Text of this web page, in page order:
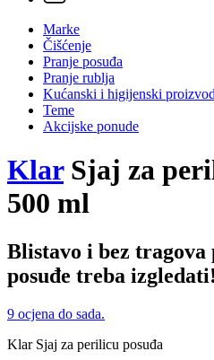
Marke
Čišćenje
Pranje posuđa
Pranje rublja
Kućanski i higijenski
Teme
Akcijske ponude
KlarSjaj za
500 ml
Blistavo i bez
posuđe treba izgledati!
9 ocjena do sada.
Klar Sjaj za perilicu posuđa